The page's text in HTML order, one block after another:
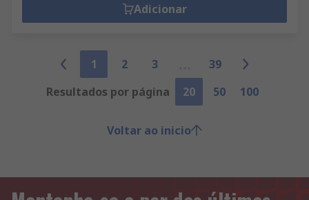
Adicionar
1 2 3
39
Resultados por página
20 50 100
Voltar ao inicio